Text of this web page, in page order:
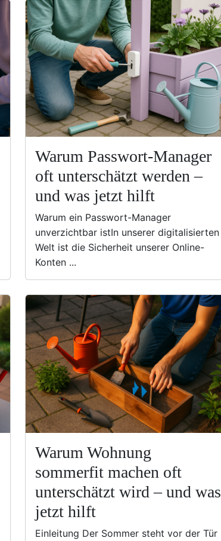
Warum Passwort-Manager
oft unterschätzt werden –
und was jetzt hilft
Warum ein Passwort-Manager
unverzichtbar istIn unserer digitalisierten
Welt ist die Sicherheit unserer Online-
Konten ...
Warum Wohnung
sommerfit machen oft
unterschätzt wird – und was
jetzt hilft
Einleitung Der Sommer steht vor der Tür